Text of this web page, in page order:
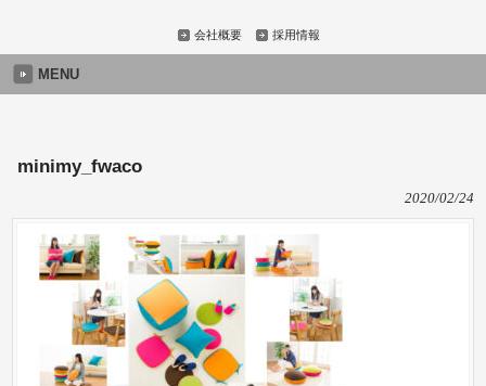
会社概要 採用情報
MENU
minimy_fwaco
2020/02/24